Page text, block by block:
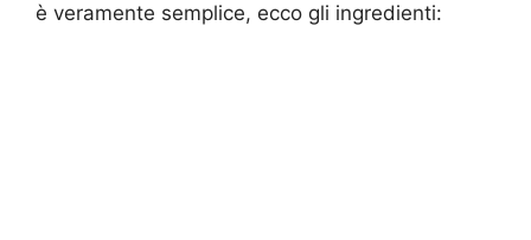
è veramente semplice, ecco gli ingredienti: